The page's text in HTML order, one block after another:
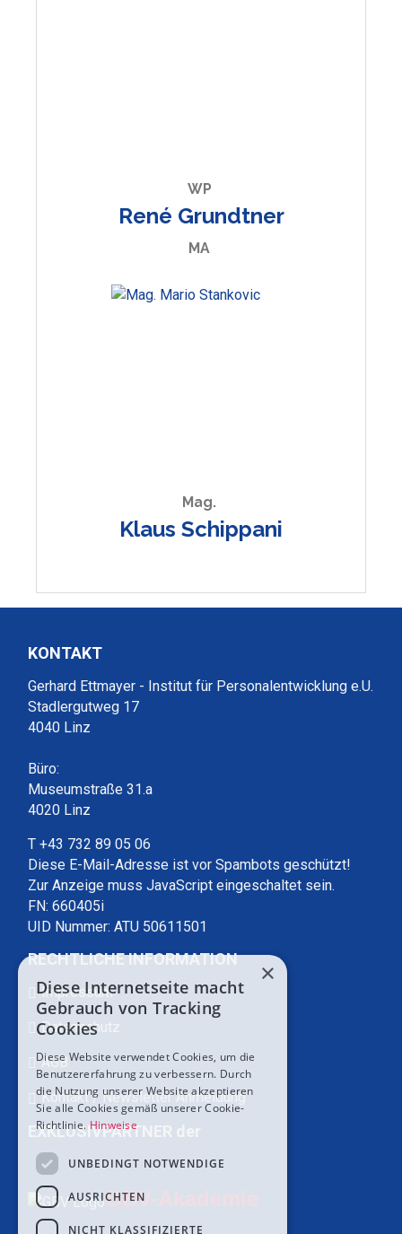
WP
René Grundtner
MA
Mag.
Klaus Schippani
KONTAKT
Gerhard Ettmayer - Institut für Personalentwicklung e.U.
Stadlergutweg 17
4040 Linz
Büro:
Museumstraße 31.a
4020 Linz
T +43 732 89 05 06
Diese E-Mail-Adresse ist vor Spambots geschützt!
Zur Anzeige muss JavaScript eingeschaltet sein.
FN: 660405i
UID Nummer: ATU 50611501
RECHTLICHE INFORMATION
Impressum
Datenschutz
AGB
Kontakt / Newsletter Anmeldung
EXKLUSIVPARTNER der
GBV-Akademie
×
Diese Internetseite macht
Gebrauch von Tracking
Cookies
Diese Website verwendet Cookies, um die
Benutzererfahrung zu verbessern. Durch
die Nutzung unserer Website akzeptieren
Sie alle Cookies gemäß unserer Cookie-
Richtlinie.Hinweise
UNBEDINGT NOTWENDIGE
AUSRICHTEN
NICHT KLASSIFIZIERTE